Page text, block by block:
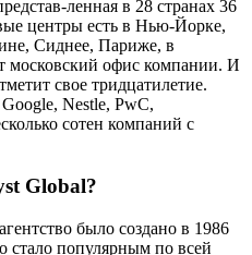
ленная в 28 странах 36
центры есть в Нью-Йорке,
Сиднее, Париже, в
московский офис компании. И
свое тридцатилетие.
Nestle, PwC,
сотен компаний с
Global?
было создано в 1986
стало популярным по всей